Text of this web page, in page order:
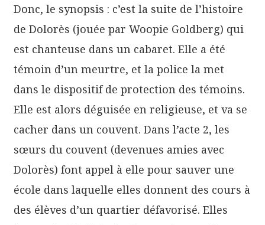
Donc, le synopsis : c’est la suite de l’histoire
de Dolorès (jouée par Woopie Goldberg) qui
est chanteuse dans un cabaret. Elle a été
témoin d’un meurtre, et la police la met
dans le dispositif de protection des témoins.
Elle est alors déguisée en religieuse, et va se
cacher dans un couvent. Dans l’acte 2, les
sœurs du couvent (devenues amies avec
Dolorès) font appel à elle pour sauver une
école dans laquelle elles donnent des cours à
des élèves d’un quartier défavorisé. Elles